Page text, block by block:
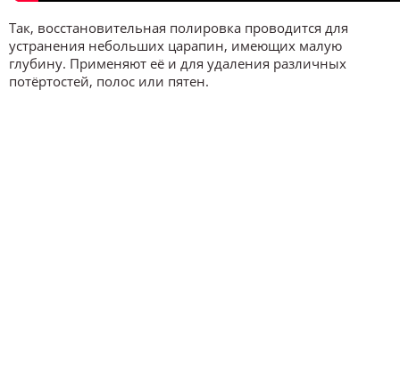
Так, восстановительная полировка проводится для
устранения небольших царапин, имеющих малую
глубину. Применяют её и для удаления различных
потёртостей, полос или пятен.